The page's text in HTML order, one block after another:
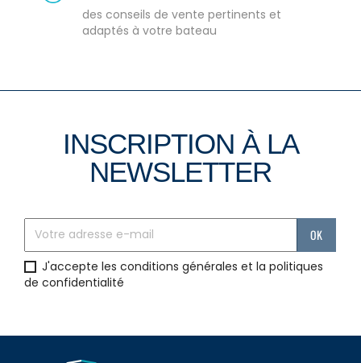
des conseils de vente pertinents et
adaptés à votre bateau
INSCRIPTION À LA
NEWSLETTER
J'accepte les conditions générales et la politiques
de confidentialité